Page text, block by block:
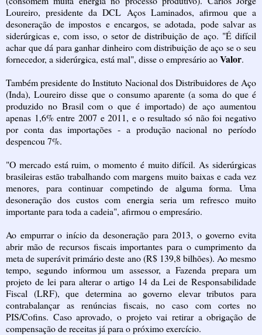
Loureiro, presidente da DCL Aços Laminados, afirmou que a
desoneração de impostos e encargos, se adotada, pode salvar as
siderúrgicas e, com isso, o setor de distribuição de aço. "É difícil
achar que dá para ganhar dinheiro com distribuição de aço se o seu
fornecedor, a siderúrgica, está mal", disse o empresário aoValor.
Também presidente do Instituto Nacional dos Distribuidores de Aço
(Inda), Loureiro disse que o consumo aparente (a soma do que é
produzido no Brasil com o que é importado) de aço aumentou
apenas 1,6% entre 2007 e 2011, e o resultado só não foi negativo
por conta das importações - a produção nacional no período
despencou 7%.
"O mercado está ruim, o momento é muito difícil. As siderúrgicas
brasileiras estão trabalhando com margens muito baixas e cada vez
menores, para continuar competindo de alguma forma. Uma
desoneração dos custos com energia seria um refresco muito
importante para toda a cadeia", afirmou o empresário.
Ao empurrar o início da desoneração para 2013, o governo evita
abrir mão de recursos fiscais importantes para o cumprimento da
meta de superávit primário deste ano (R$ 139,8 bilhões). Ao mesmo
tempo, segundo informou um assessor, a Fazenda prepara um
projeto de lei para alterar o artigo 14 da Lei de Responsabilidade
Fiscal (LRF), que determina ao governo elevar tributos para
contrabalançar as renúncias fiscais, no caso com cortes no
PIS/Cofins. Caso aprovado, o projeto vai retirar a obrigação de
compensação de receitas já para o próximo exercício.